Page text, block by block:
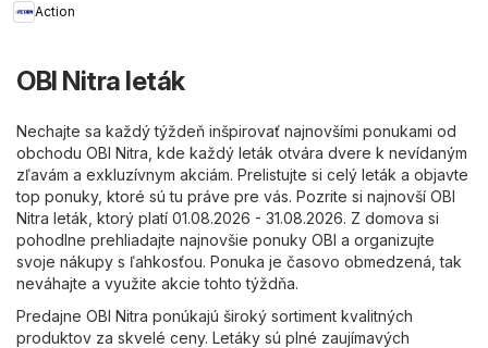
Action
OBI Nitra leták
Nechajte sa každý týždeň inšpirovať najnovšími ponukami od
obchodu OBI Nitra, kde každý leták otvára dvere k nevídaným
zľavám a exkluzívnym akciám. Prelistujte si celý leták a objavte
top ponuky, ktoré sú tu práve pre vás. Pozrite si najnovší OBI
Nitra leták, ktorý platí 01.08.2026 - 31.08.2026. Z domova si
pohodlne prehliadajte najnovšie ponuky OBI a organizujte
svoje nákupy s ľahkosťou. Ponuka je časovo obmedzená, tak
neváhajte a využite akcie tohto týždňa.
Predajne OBI Nitra ponúkajú široký sortiment kvalitných
produktov za skvelé ceny. Letáky sú plné zaujímavých